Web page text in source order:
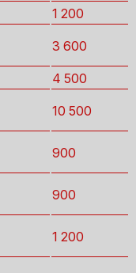
1 200
3 600
4 500
10 500
900
900
1 200